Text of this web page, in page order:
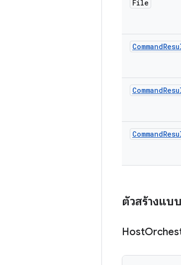
File
Command
Command
Command
ตัวสร้างแบ
Host